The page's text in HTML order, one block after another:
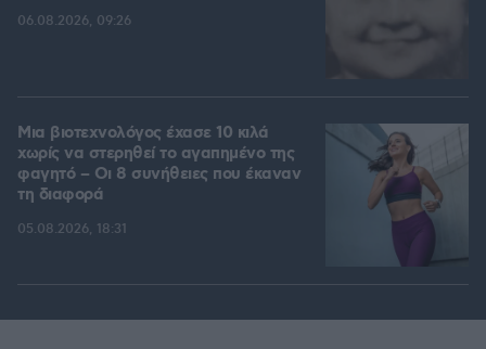
06.08.2026, 09:26
Μια βιοτεχνολόγος έχασε 10 κιλά
χωρίς να στερηθεί το αγαπημένο της
φαγητό – Οι 8 συνήθειες που έκαναν
τη διαφορά
05.08.2026, 18:31